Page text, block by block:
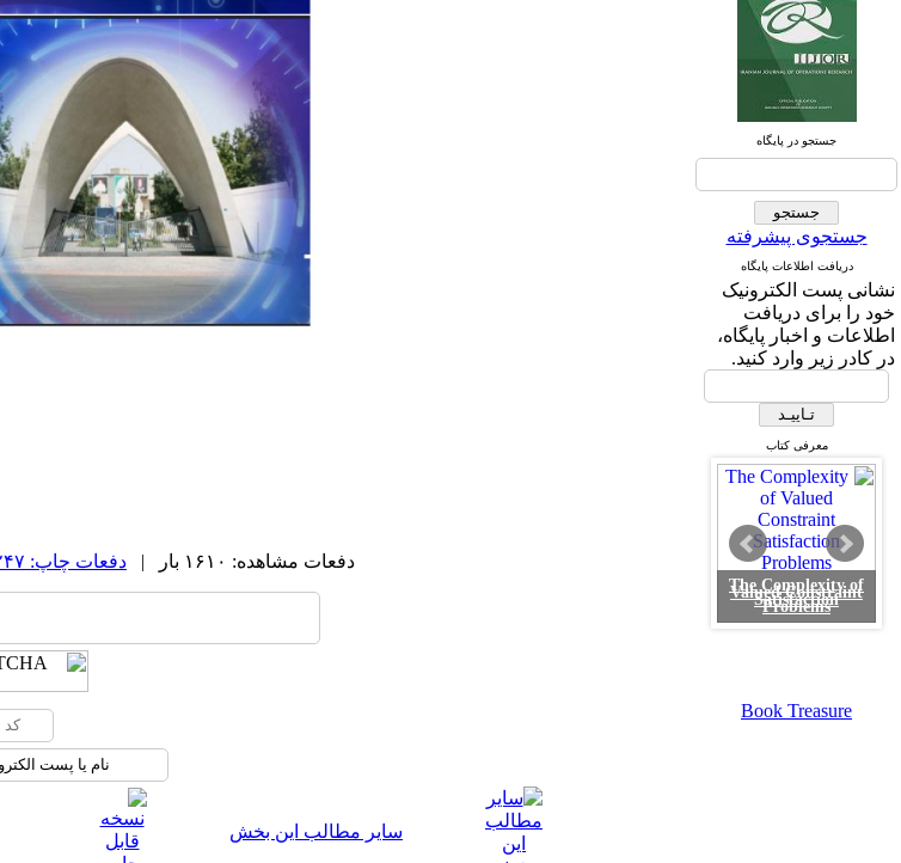
جستجو در پایگاه
جستجوی پیشرفته
دریافت اطلاعات پایگاه
نشانی پست الکترونیک
خود را برای دریافت
اطلاعات و اخبار پایگاه،
در کادر زیر وارد کنید.
معرفی کتاب
The Complexity of
Valued Constraint
Satisfaction
Problems
Book Treasure
دفعات مشاهده: ۱۶۱۰ بار | دفعات چاپ: ۲۴۷ بار
سایر مطالب این بخش